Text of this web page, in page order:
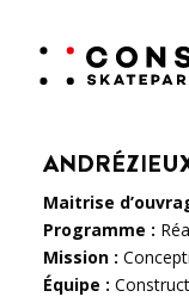
Maitrise
Programme :
Mission :
Équipe :